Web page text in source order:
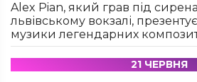
Alex Pian, який грав під
львівському вокзалі,
музики легендарних
21 ЧЕРВНЯ